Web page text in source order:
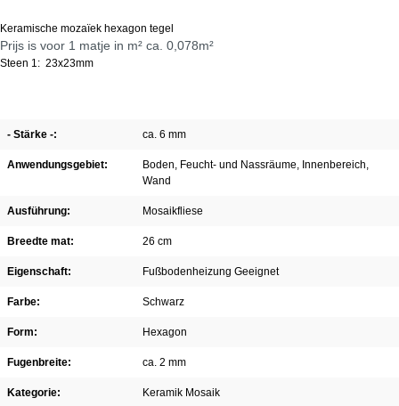
Keramische mozaïek hexagon tegel
Prijs is voor 1 matje in m² ca. 0,078m²
Steen 1: 23x23mm
- Stärke -: ca. 6 mm
Anwendungsgebiet: Boden, Feucht- und Nassräume, Innenbereich,
Wand
Ausführung: Mosaikfliese
Breedte mat: 26 cm
Eigenschaft: Fußbodenheizung Geeignet
Farbe: Schwarz
Form: Hexagon
Fugenbreite: ca. 2 mm
Kategorie: Keramik Mosaik